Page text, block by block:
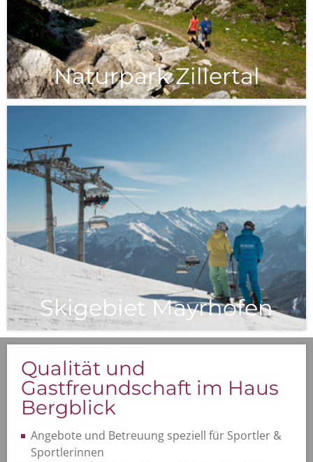
Naturpark Zillertal
Skigebiet Mayrhofen
Qualität und
Gastfreundschaft im Haus
Bergblick
Angebote und Betreuung speziell für Sportler &
Sportlerinnen